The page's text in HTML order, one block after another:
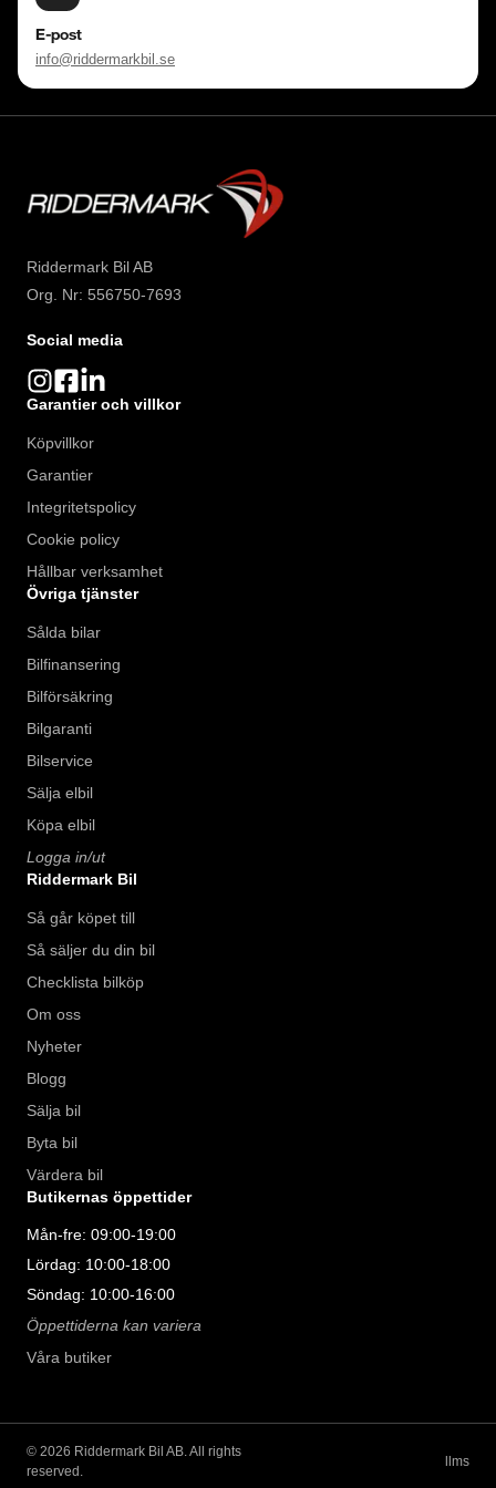
E-post
info@riddermarkbil.se
Riddermark Bil AB
Org. Nr: 556750-7693
Social media
Garantier och villkor
Köpvillkor
Garantier
Integritetspolicy
Cookie policy
Hållbar verksamhet
Övriga tjänster
Sålda bilar
Bilfinansering
Bilförsäkring
Bilgaranti
Bilservice
Sälja elbil
Köpa elbil
Logga in/ut
Riddermark Bil
Så går köpet till
Så säljer du din bil
Checklista bilköp
Om oss
Nyheter
Blogg
Sälja bil
Byta bil
Värdera bil
Butikernas öppettider
Mån-fre: 09:00-19:00
Lördag: 10:00-18:00
Söndag: 10:00-16:00
Öppettiderna kan variera
Våra butiker
© 2026 Riddermark Bil AB. All rights
reserved.
llms